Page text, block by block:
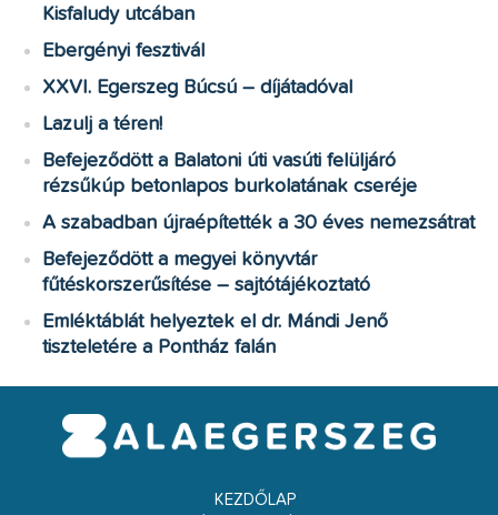
Kisfaludy utcában
Ebergényi fesztivál
XXVI. Egerszeg Búcsú – díjátadóval
Lazulj a téren!
Befejeződött a Balatoni úti vasúti felüljáró
rézsűkúp betonlapos burkolatának cseréje
A szabadban újraépítették a 30 éves nemezsátrat
Befejeződött a megyei könyvtár
fűtéskorszerűsítése – sajtótájékoztató
Emléktáblát helyeztek el dr. Mándi Jenő
tiszteletére a Pontház falán
KEZDŐLAP